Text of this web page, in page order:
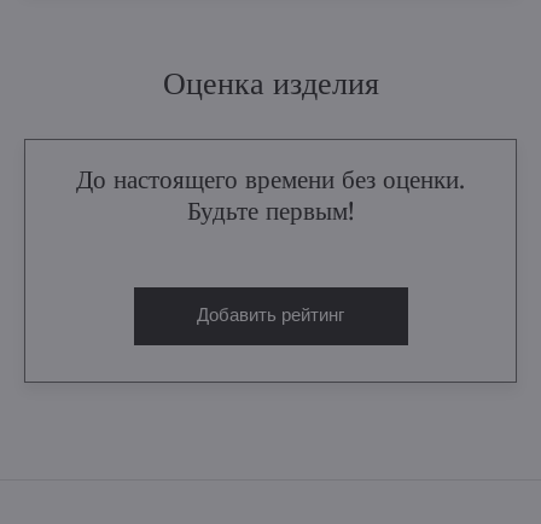
Оценка изделия
До настоящего времени без оценки.
Будьте первым!
Добавить рейтинг